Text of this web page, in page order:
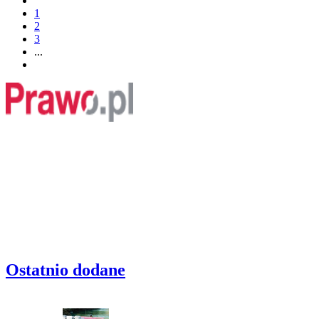
1
2
3
...
Ostatnio dodane